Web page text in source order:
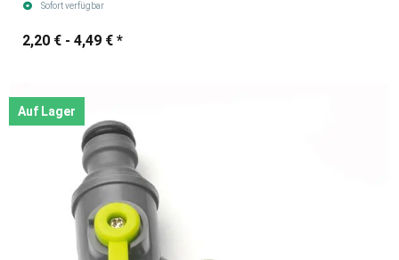
Sofort verfügbar
2,20 € - 4,49 € *
Auf Lager